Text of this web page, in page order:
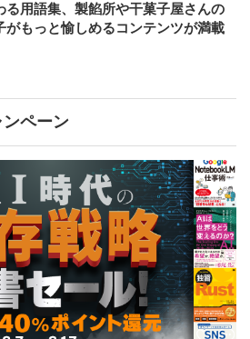
る用語集、製餡所や干菓子屋さんの
がもっと愉しめるコンテンツが満載
ペーン